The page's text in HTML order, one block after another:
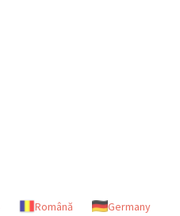
Română Germany